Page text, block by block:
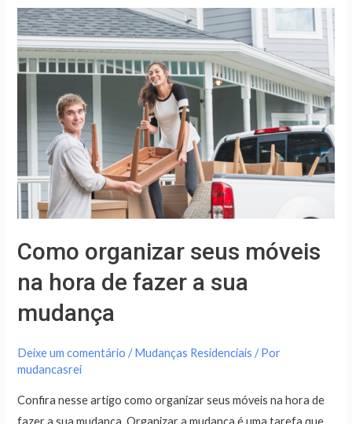
Como organizar seus móveis
na hora de fazer a sua
mudança
Deixe um comentário /Mudanças Residenciais / Por
mudancasrei
Confira nesse artigo como organizar seus móveis na hora de
fazer a sua mudança. Organizar a mudança é uma tarefa que
Como
organizar
seus
hora
fazer
a
sua